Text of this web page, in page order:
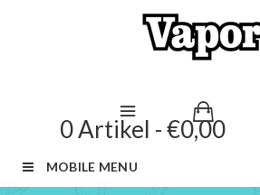
0 Artikel - €0,00
MOBILE MENU